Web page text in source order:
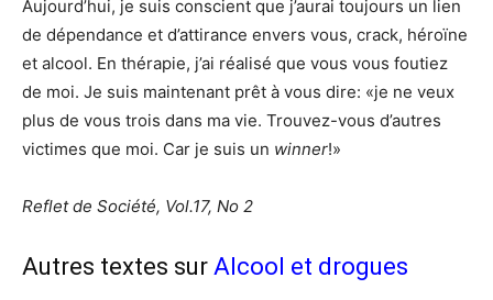
Aujourd’hui, je suis conscient que j’aurai toujours un lien
de dépendance et d’attirance envers vous, crack, héroïne
et alcool. En thérapie, j’ai réalisé que vous vous foutiez
de moi. Je suis maintenant prêt à vous dire: «je ne veux
plus de vous trois dans ma vie. Trouvez-vous d’autres
victimes que moi. Car je suis un winner!»
Reflet de Société, Vol.17, No 2
Autres textes sur Alcool et drogues